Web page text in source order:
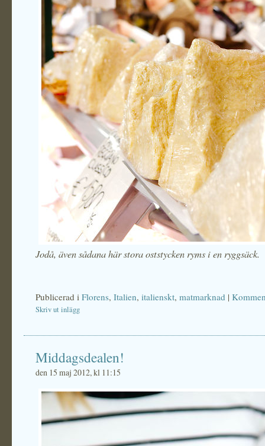
Jodå, även sådana här stora oststycken ryms i en ryggsäck.
Publicerad i Florens, Italien, italienskt, matmarknad |
Skriv ut inlägg
Middagsdealen!
den 15 maj 2012, kl 11:15